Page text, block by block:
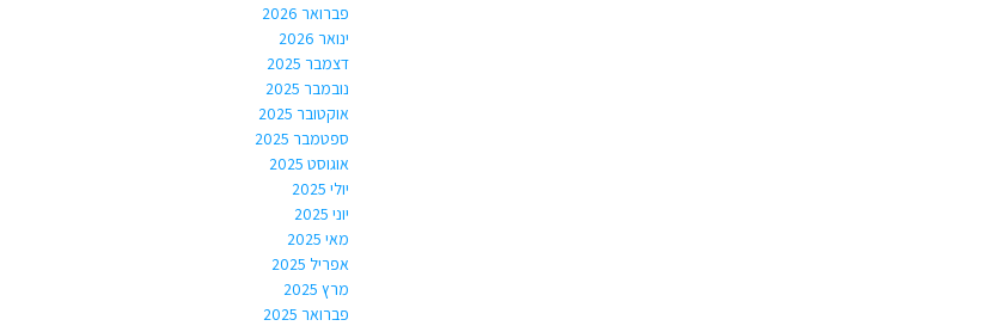
פברואר 2026
ינואר 2026
דצמבר 2025
נובמבר 2025
אוקטובר 2025
ספטמבר 2025
אוגוסט 2025
יולי 2025
יוני 2025
מאי 2025
אפריל 2025
מרץ 2025
פברואר 2025